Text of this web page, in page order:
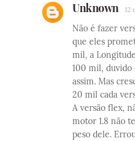
Unknown 12
Não é fazer
que eles
mil, a
100 mil, duvido
assim. Mas
20 mil cada
A versão flex,
motor 1.8 não
peso dele.